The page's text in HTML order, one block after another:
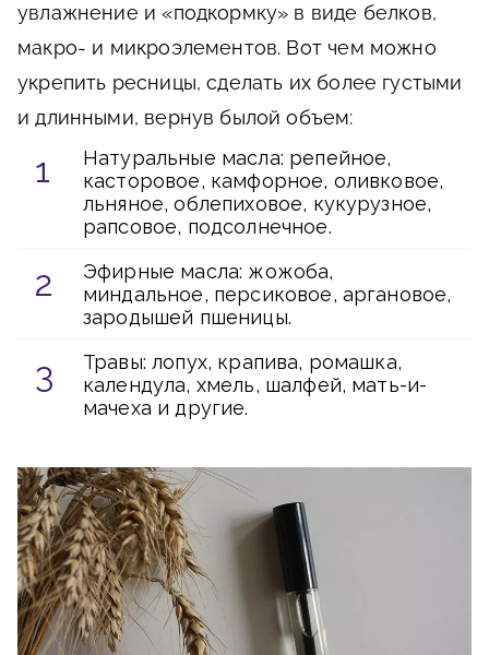
увлажнение и «подкормку» в виде белков,
макро- и микроэлементов. Вот чем можно
укрепить ресницы, сделать их более густыми
и длинными, вернув былой объем:
Натуральные масла: репейное,
касторовое, камфорное, оливковое,
льняное, облепиховое, кукурузное,
рапсовое, подсолнечное.
Эфирные масла: жожоба,
миндальное, персиковое, аргановое,
зародышей пшеницы.
Травы: лопух, крапива, ромашка,
календула, хмель, шалфей, мать-и-
мачеха и другие.